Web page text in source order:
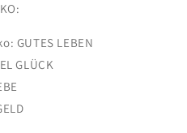
GUTES LEBEN
GLÜCK